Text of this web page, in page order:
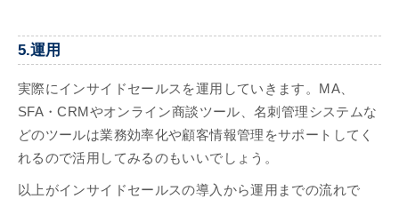
5.運用
実際にインサイドセールスを運用していきます。MA、
SFA・CRMやオンライン商談ツール、名刺管理システムな
どのツールは業務効率化や顧客情報管理をサポートしてく
れるので活用してみるのもいいでしょう。
以上がインサイドセールスの導入から運用までの流れで